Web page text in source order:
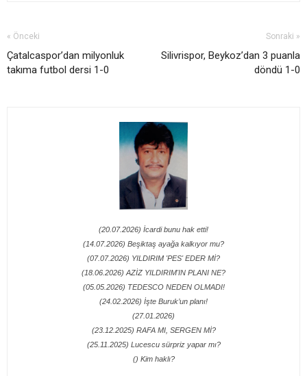
« Önceki
Çatalcaspor’dan milyonluk
takıma futbol dersi 1-0
Sonraki »
Silivrispor, Beykoz’dan 3 puanla
döndü 1-0
(20.07.2026) İcardi bunu hak etti!
(14.07.2026) Beşiktaş ayağa kalkıyor mu?
(07.07.2026) YILDIRIM 'PES' EDER Mİ?
(18.06.2026) AZİZ YILDIRIM'IN PLANI NE?
(05.05.2026) TEDESCO NEDEN OLMADI!
(24.02.2026) İşte Buruk’un planı!
(27.01.2026)
(23.12.2025) RAFA MI, SERGEN Mİ?
(25.11.2025) Lucescu sürpriz yapar mı?
() Kim haklı?